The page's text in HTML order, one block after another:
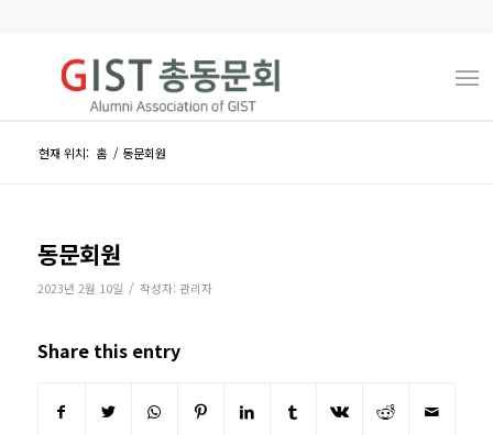
현재 위치: 홈 / 동문회원
동문회원
2023년 2월 10일 / 작성자: 관리자
Share this entry